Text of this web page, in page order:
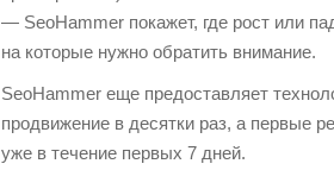
— SeoHammer покажет, где рост или
на которые нужно обратить внимание.
SeoHammer еще предоставляет
продвижение в десятки раз, а первые
уже в течение первых 7 дней.